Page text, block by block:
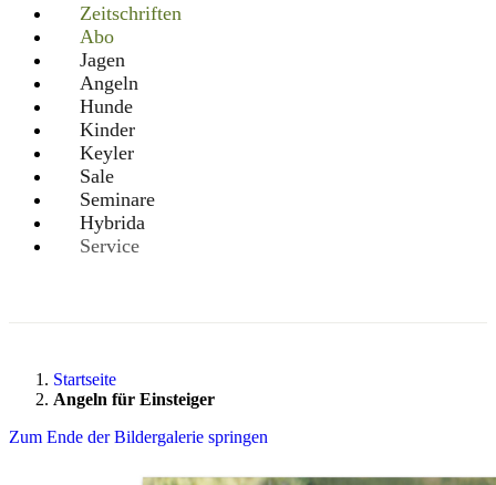
Zeitschriften
Abo
Jagen
Angeln
Hunde
Kinder
Keyler
Sale
Seminare
Hybrida
Service
Startseite
Angeln für Einsteiger
Zum Ende der Bildergalerie springen